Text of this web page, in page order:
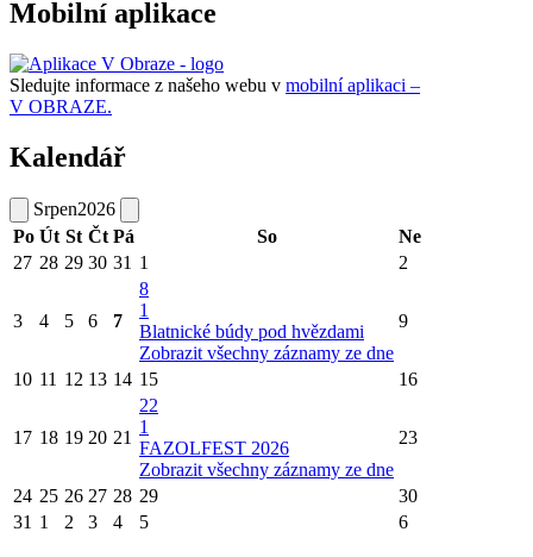
Mobilní aplikace
Sledujte informace z našeho webu v mobilní aplikaci –
V OBRAZE.
Kalendář
Srpen2026
Po Út St Čt Pá So
Ne
27 28 29 30 31 1 2
3 4 5 6 7
8
1
Blatnické búdy pod hvězdami
Zobrazit všechny záznamy ze dne
9
10 11 12 13 14 15 16
17 18 19 20 21
22
1
FAZOLFEST 2026
Zobrazit všechny záznamy ze dne
23
24 25 26 27 28 29
30
31 1 2 3 4 5 6